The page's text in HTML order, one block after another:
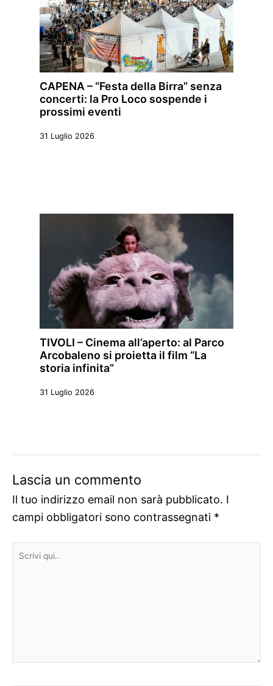
CAPENA – “Festa della Birra” senza
concerti: la Pro Loco sospende i
prossimi eventi
31 Luglio 2026
TIVOLI – Cinema all’aperto: al Parco
Arcobaleno si proietta il film “La
storia infinita”
31 Luglio 2026
Lascia un commento
Il tuo indirizzo email non sarà pubblicato. I
campi obbligatori sono contrassegnati *
Scrivi